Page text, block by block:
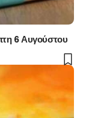
6 Αυγούστου